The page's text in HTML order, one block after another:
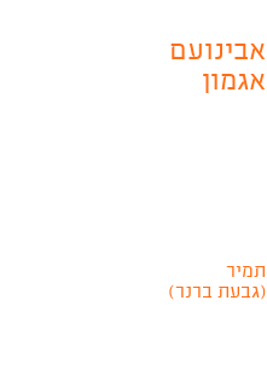
אבינועם
אגמון
תמיר
(גבעת ברנר)